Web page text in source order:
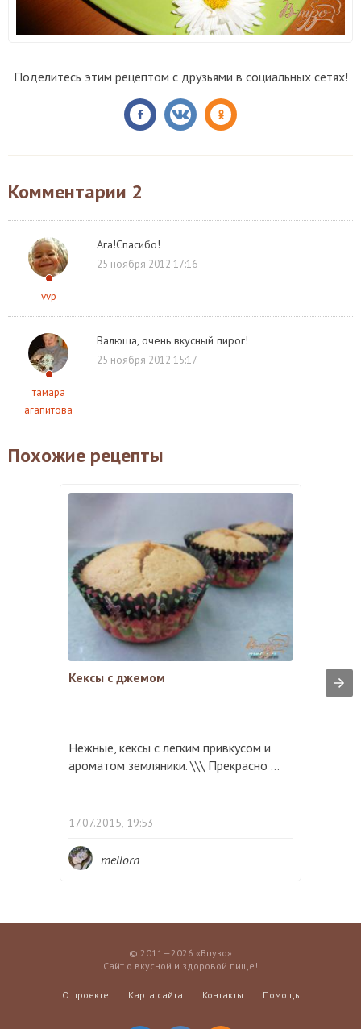
Поделитесь этим рецептом с друзьями в социальных сетях!
Комментарии 2
vvp
Ага!Спасибо!
25 ноября 2012 17:16
тамара
агапитова
Валюша, очень вкусный пирог!
25 ноября 2012 15:17
Похожие рецепты
Кексы с джемом
Нежные, кексы с легким привкусом и
ароматом земляники. \\\ Прекрасно ...
17.07.2015, 19:53
mellorn
© 2011—2026 «Впузо»
Сайт о вкусной и здоровой пище!
О проекте Карта сайта Контакты Помощь